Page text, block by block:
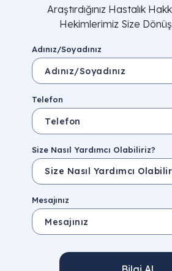
Araştırdığınız Hastalık
Hekimlerimiz Size Dönüş
Adınız/Soyadınız
Telefon
Size Nasıl Yardımcı Olabiliriz?
Mesajınız